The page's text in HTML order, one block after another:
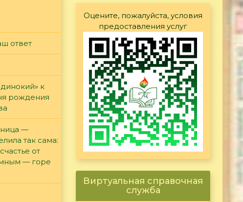
ответ
к
рождения
—
так сама:
от
— горе
Оцените, пожалуйста, условия
предоставления услуг
Виртуальная справочная
служба